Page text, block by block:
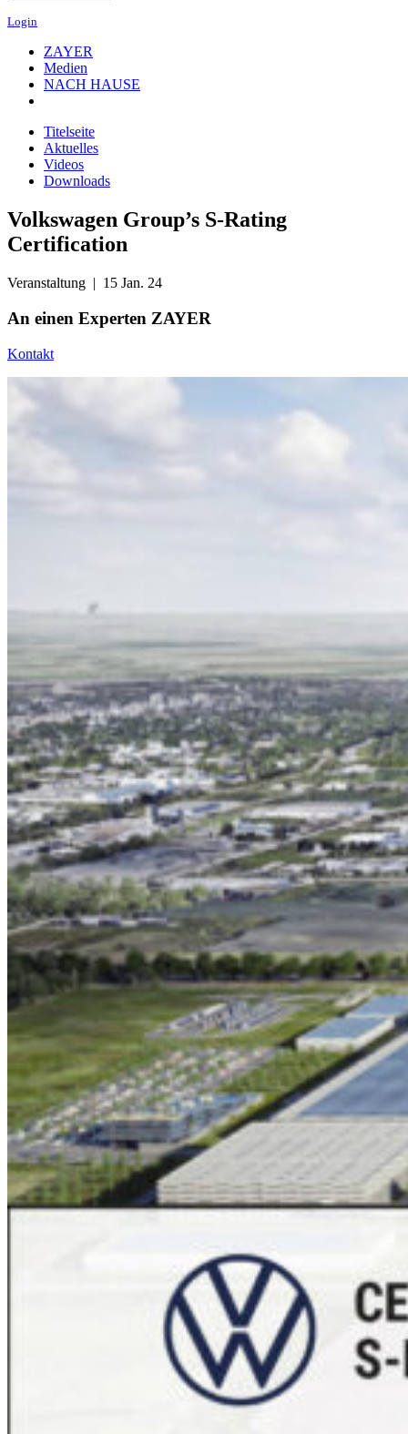
Login
ZAYER
Medien
NACH HAUSE
Titelseite
Aktuelles
Videos
Downloads
Volkswagen Group’s S-Rating
Certification
Veranstaltung | 15 Jan. 24
An einen Experten ZAYER
Kontakt